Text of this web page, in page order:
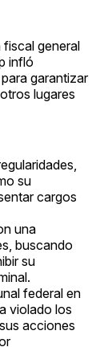
fiscal general
infló
garantizar
lugares
su
cargos
una
buscando
su
federal en
violado los
acciones